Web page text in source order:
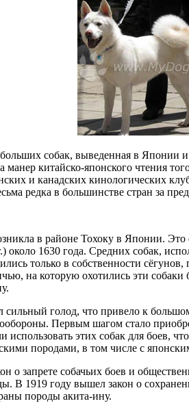
собак, выведенная в Японии
китайско-японского чтения
и канадских кинологических
редка в большинстве стран за
в районе Тохоку в Японии.
около 1630 года. Средних собак,
только в собственности
на которую охотились эти
голод, что привело к
Первым шагом стало
использовать этих собак для боев,
породами, в том числе с
о запрете собачьих боев и
В 1919 году вышел закон о
породы акита-ину.